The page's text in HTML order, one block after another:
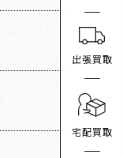
出張買取
宅配買取